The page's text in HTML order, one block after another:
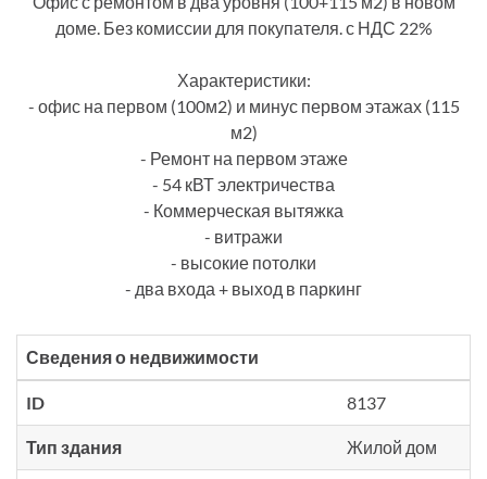
доме. Без комиссии для покупателя. с НДС 22%
Характеристики:
- офис на первом (100м2) и минус первом этажах (115
м2)
- Ремонт на первом этаже
- 54 кВТ электричества
- Коммерческая вытяжка
- витражи
- высокие потолки
- два входа + выход в паркинг
Сведения о недвижимости
ID 8137
Тип здания Жилой дом